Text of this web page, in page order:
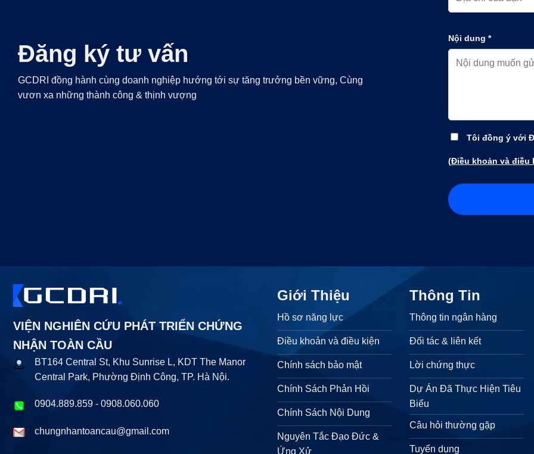
Đăng ký tư vấn
GCDRI đồng hành cùng doanh nghiệp hướng tới sự tăng trưởng bền vững, Cùng
vươn xa những thành công & thịnh vượng
Nội dung *
Tôi đồng ý với
(Điều khoản và điều
VIỆN NGHIÊN CỨU PHÁT TRIỂN CHỨNG
NHẬN TOÀN CẦU
BT164 Central St, Khu Sunrise L, KDT The Manor
Central Park, Phường Định Công, TP. Hà Nội.
0904.889.859 - 0908.060.060
chungnhantoancau@gmail.com
Giới Thiệu
Hồ sơ năng lực
Điều khoản và điều kiện
Chính sách bảo mật
Chính Sách Phản Hồi
Chính Sách Nội Dung
Nguyên Tắc Đạo Đức &
Ứng Xử
Thông Tin
Thông tin ngân hàng
Đối tác & liên kết
Lời chứng thực
Dự Án Đã Thực Hiện Tiêu
Biểu
Câu hỏi thường gặp
Tuyển dụng